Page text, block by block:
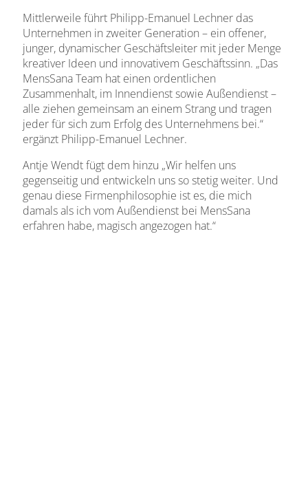
Mittlerweile führt Philipp-Emanuel Lechner das
Unternehmen in zweiter Generation – ein offener,
junger, dynamischer Geschäftsleiter mit jeder Menge
kreativer Ideen und innovativem Geschäftssinn. „Das
MensSana Team hat einen ordentlichen
Zusammenhalt, im Innendienst sowie Außendienst –
alle ziehen gemeinsam an einem Strang und tragen
jeder für sich zum Erfolg des Unternehmens bei.“
ergänzt Philipp-Emanuel Lechner.
Antje Wendt fügt dem hinzu „Wir helfen uns
gegenseitig und entwickeln uns so stetig weiter. Und
genau diese Firmenphilosophie ist es, die mich
damals als ich vom Außendienst bei MensSana
erfahren habe, magisch angezogen hat.“